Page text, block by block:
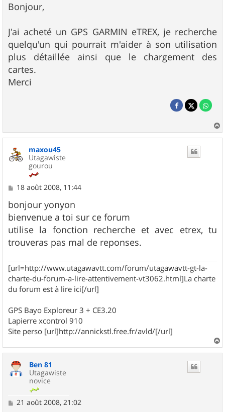
s
s
g
e
Bonjour,
J'ai acheté un GPS GARMIN eTREX, je recherche
quelqu'un qui pourrait m'aider à son utilisation
plus détaillée ainsi que le chargement des
cartes.
Merci
a
maxou45
Utagawiste
gourou
M
s
s
a
g
e
18 août 2008, 11:44
bonjour yonyon
bienvenue a toi sur ce forum
utilise la fonction recherche et avec etrex, tu
trouveras pas mal de reponses.
[url=http://www.utagawavtt.com/forum/utagawavtt-gt-la-
charte-du-forum-a-lire-attentivement-vt3062.html]La charte
du forum est à lire ici[/url]
GPS Bayo Exploreur 3 + CE3.20
Lapierre xcontrol 910
Site perso [url]http://annickstl.free.fr/avld/[/url]
a
Ben 81
Utagawiste
novice
M
21 août 2008, 21:02